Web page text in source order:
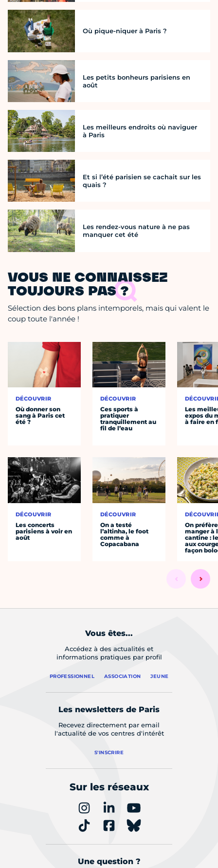
Où pique-niquer à Paris ?
Les petits bonheurs parisiens en
août
Les meilleurs endroits où naviguer
à Paris
Et si l’été parisien se cachait sur les
quais ?
Les rendez-vous nature à ne pas
manquer cet été
VOUS NE CONNAISSEZ
TOUJOURS PAS ?
Sélection des bons plans intemporels, mais qui valent le
coup toute l'année !
DÉCOUVRIR
Où donner son
sang à Paris cet
été ?
DÉCOUVRIR
Les concerts
parisiens à voir en
août
DÉCOUVRIR
Ces sports à
pratiquer
tranquillement au
fil de l’eau
DÉCOUVRIR
On a testé
l’altinha, le foot
comme à
Copacabana
Les
expos du
à faire en
On préfère
manger à
cantine :
aux
façon
Vous êtes...
Accédez à des actualités et
informations pratiques par profil
PROFESSIONNEL ASSOCIATION JEUNE
Les newsletters de Paris
Recevez directement par email
l'actualité de vos centres d'intérêt
S'INSCRIRE
Sur les réseaux
Une question ?